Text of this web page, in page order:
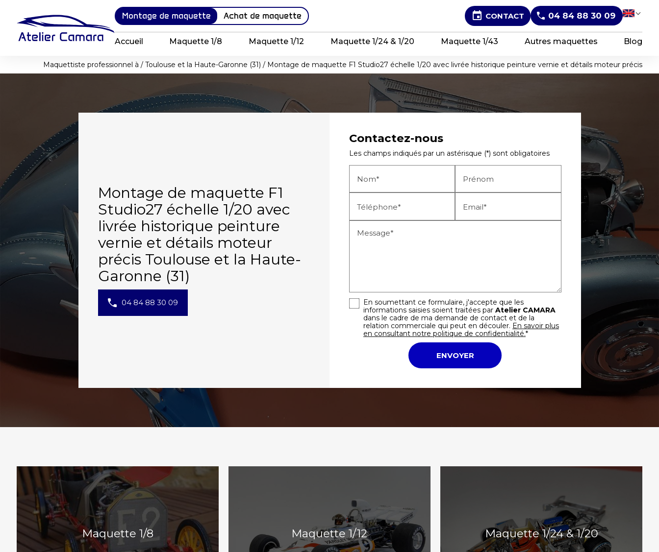
Montage de maquette Achat de maquette event CONTACT 04 84 88 30 09
Accueil
Maquette 1/8 Maquette 1/12 Maquette 1/24 & 1/20 Maquette 1/43 Autres maquettes Blog
Maquettiste professionnel à / Toulouse et la Haute-Garonne (31) / Montage de maquette F1 Studio27 échelle 1/20 avec livrée historique peinture vernie et détails moteur précis
Montage de maquette F1
Studio27 échelle 1/20 avec
livrée historique peinture
vernie et détails moteur
précis Toulouse et la Haute-
Garonne (31)
04 84 88 30 09
Contactez-nous
Les champs indiqués par un astérisque (*) sont obligatoires
Nom* Prénom
Téléphone* Email*
Message*
En soumettant ce formulaire, j'accepte que les
informations saisies soient traitées par Atelier CAMARA
dans le cadre de ma demande de contact et de la
relation commerciale qui peut en découler. En savoir plus
en consultant notre politique de confidentialité.*
Maquette 1/8 Maquette 1/12 Maquette 1/24 & 1/20